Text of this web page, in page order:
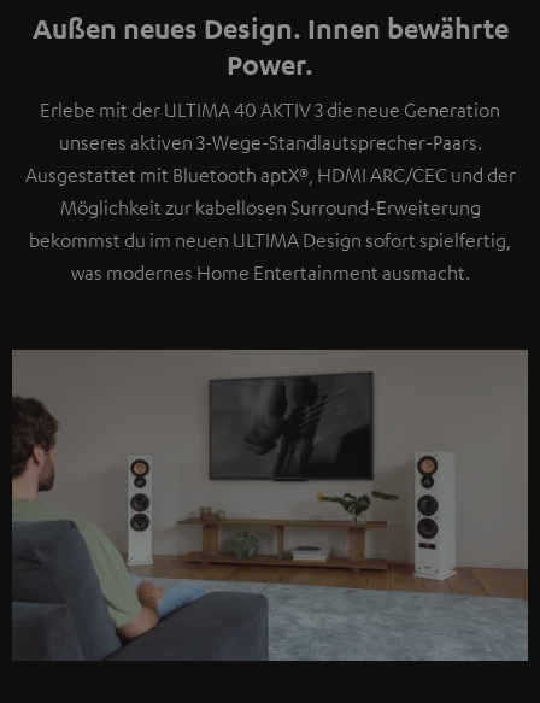
Außen neues Design. Innen bewährte
Power.
Erlebe mit der ULTIMA 40 AKTIV 3 die neue Generation
unseres aktiven 3-Wege-Standlautsprecher-Paars.
Ausgestattet mit Bluetooth aptX®, HDMI ARC/CEC und der
Möglichkeit zur kabellosen Surround-Erweiterung
bekommst du im neuen ULTIMA Design sofort spielfertig,
was modernes Home Entertainment ausmacht.